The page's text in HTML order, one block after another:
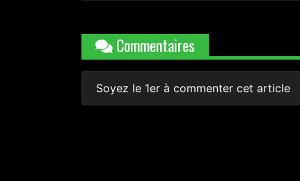
Commentaires
Soyez le 1er à commenter cet article